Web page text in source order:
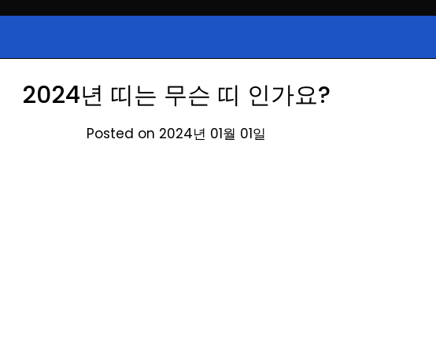
보
, 급등주, 낙폭과대, 골든크로스, 상
2024년 띠는 무슨 띠 인가요?
Posted on 2024년 01월 01일